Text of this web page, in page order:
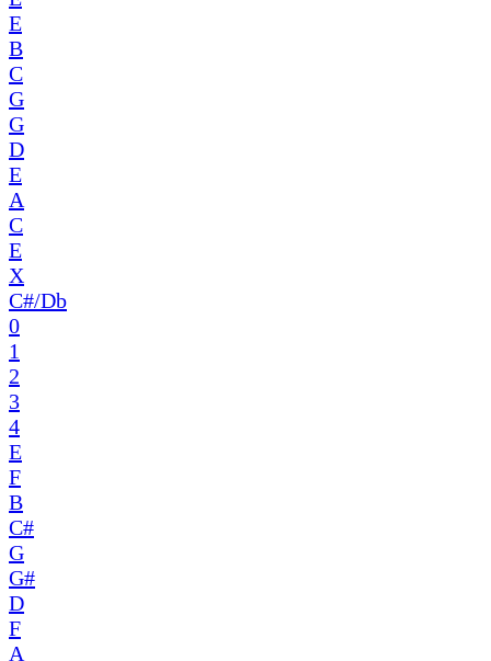
E
B
C
G
G
D
E
A
C
E
X
C#/Db
0
1
2
3
4
E
F
B
C#
G
G#
D
F
A